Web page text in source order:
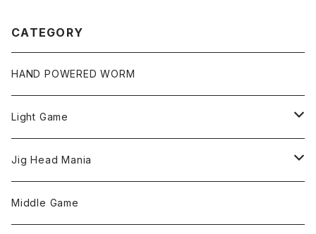
CATEGORY
HAND POWERED WORM
Light Game
LightGame Worm
Bスネイクmicro
Snap
Jig Head Mania
Phase-up
Middle Game